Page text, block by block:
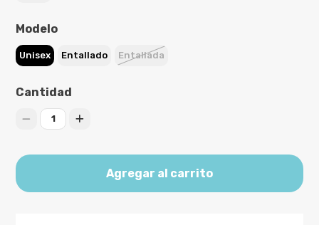
Modelo
Unisex Entallado Entallada
Cantidad
1
Agregar al carrito